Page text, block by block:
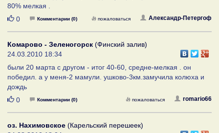
80% мелкая .
Нравится
0 Комментарии (0) Александр-Петергоф
пожаловаться
Комарово - Зеленогорск (Финский залив)
24.03.2010 18:34
были 20 марта с другом - итог 40-60, средне-мелкая . он
победил. а у меня-2 мамули. ушково-3км.замучила колюха и
дождь
Нравится
0 Комментарии (0) romario66
пожаловаться
оз. Нахимовское (Карельский перешеек)